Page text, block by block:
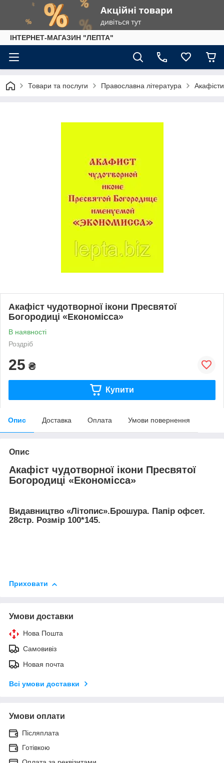
IНТЕРНЕТ-МАГАЗИН "ЛЕПТА"
Товари та послуги Православна література
Акафіст чудотворної ікони Пресвятої
Богородиці «Економісса»
В наявності
Роздріб
25 ₴
Купити
Опис Доставка Оплата Умови повернення
Опис
Акафіст чудотворної ікони Пресвятої
Богородиці «Економісса»
Видавництво «Літопис».Брошура. Папір офсет.
28стр. Розмір 100*145.
Приховати
Умови доставки
Нова Пошта
Самовивіз
Новая почта
Всі умови доставки
Умови оплати
Післяплата
Готівкою